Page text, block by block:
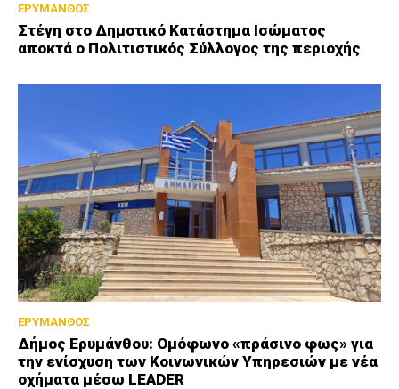
ΕΡΥΜΑΝΘΟΣ
Στέγη στο Δημοτικό Κατάστημα Ισώματος
αποκτά ο Πολιτιστικός Σύλλογος της περιοχής
ΕΡΥΜΑΝΘΟΣ
Δήμος Ερυμάνθου: Ομόφωνο «πράσινο φως» για
την ενίσχυση των Κοινωνικών Υπηρεσιών με νέα
οχήματα μέσω LEADER